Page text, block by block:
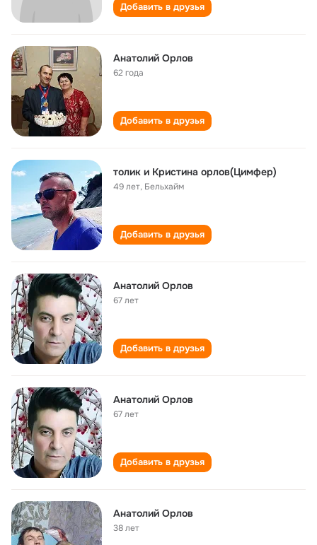
Добавить в друзья
Анатолий Орлов
62 года
Добавить в друзья
толик и Кристина орлов(Цимфер)
49 лет, Бельхайм
Добавить в друзья
Aнатолий Орлов
67 лет
Добавить в друзья
Анатолий Орлов
67 лет
Добавить в друзья
Анатолий Орлов
38 лет